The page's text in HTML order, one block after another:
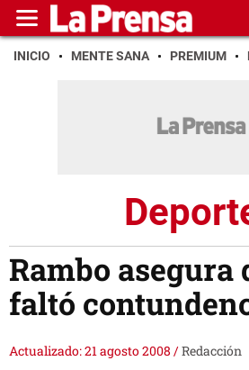
INICIO MENTE SANA PREMIUM
Rambo asegura
faltó
Actualizado: 21 agosto 2008 /Redacción